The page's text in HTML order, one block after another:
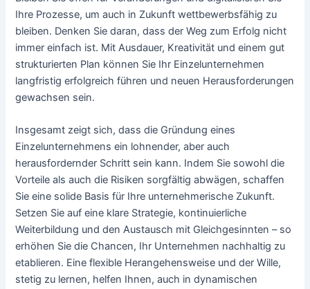
Ihre Prozesse, um auch in Zukunft wettbewerbsfähig zu
bleiben. Denken Sie daran, dass der Weg zum Erfolg nicht
immer einfach ist. Mit Ausdauer, Kreativität und einem gut
strukturierten Plan können Sie Ihr Einzelunternehmen
langfristig erfolgreich führen und neuen Herausforderungen
gewachsen sein.
Insgesamt zeigt sich, dass die Gründung eines
Einzelunternehmens ein lohnender, aber auch
herausfordernder Schritt sein kann. Indem Sie sowohl die
Vorteile als auch die Risiken sorgfältig abwägen, schaffen
Sie eine solide Basis für Ihre unternehmerische Zukunft.
Setzen Sie auf eine klare Strategie, kontinuierliche
Weiterbildung und den Austausch mit Gleichgesinnten – so
erhöhen Sie die Chancen, Ihr Unternehmen nachhaltig zu
etablieren. Eine flexible Herangehensweise und der Wille,
stetig zu lernen, helfen Ihnen, auch in dynamischen